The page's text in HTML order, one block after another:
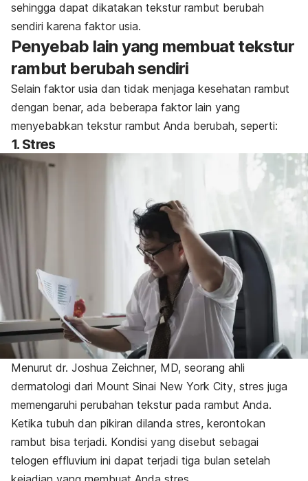
sehingga dapat dikatakan tekstur rambut berubah
sendiri karena faktor usia.
Penyebab lain yang membuat tekstur
rambut berubah sendiri
Selain faktor usia dan tidak menjaga kesehatan rambut
dengan benar, ada beberapa faktor lain yang
menyebabkan tekstur rambut Anda berubah, seperti:
1. Stres
Menurut dr. Joshua Zeichner, MD, seorang ahli
dermatologi dari Mount Sinai New York City, stres juga
memengaruhi perubahan tekstur pada rambut Anda.
Ketika tubuh dan pikiran dilanda stres, kerontokan
rambut bisa terjadi. Kondisi yang disebut sebagai
telogen effluvium ini dapat terjadi tiga bulan setelah